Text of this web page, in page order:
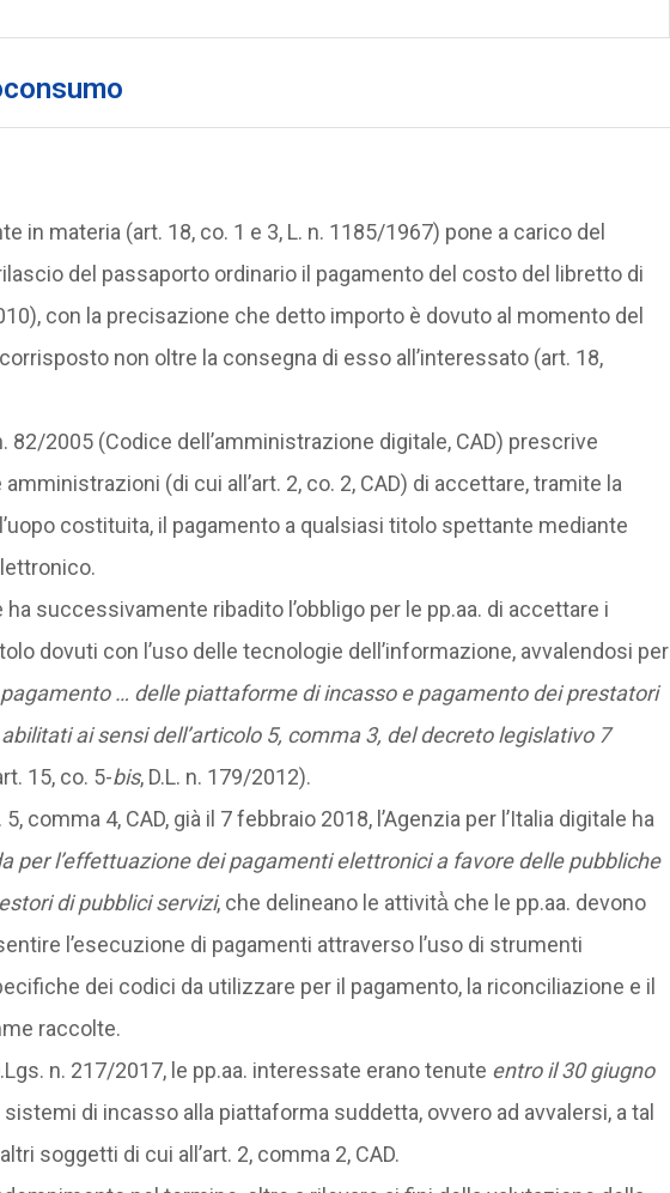
in materia (art. 18, co. 1 e 3, L. n. 1185/1967) pone a carico del
del passaporto ordinario il pagamento del costo del libretto di
con la precisazione che detto importo è dovuto al momento del
non oltre la consegna di esso all’interessato (art. 18,
82/2005 (Codice dell’amministrazione digitale, CAD) prescrive
(di cui all’art. 2, co. 2, CAD) di accettare, tramite la
costituita, il pagamento a qualsiasi titolo spettante mediante
ha successivamente ribadito l’obbligo per le pp.aa. di accettare i
dovuti con l’uso delle tecnologie dell’informazione, avvalendosi per
… delle piattaforme di incasso e pagamento dei prestatori
ai sensi dell’articolo 5, comma 3, del decreto legislativo 7
15, co. 5-bis, D.L. n. 179/2012).
comma 4, CAD, già il 7 febbraio 2018, l’Agenzia per l’Italia digitale ha
per l’effettuazione dei pagamenti elettronici a favore delle pubbliche
di pubblici servizi, che delineano le attività̀ che le pp.aa. devono
l’esecuzione di pagamenti attraverso l’uso di strumenti
dei codici da utilizzare per il pagamento, la riconciliazione e il
raccolte.
n. 217/2017, le pp.aa. interessate erano tenute entro il 30 giugno
di incasso alla piattaforma suddetta, ovvero ad avvalersi, a tal
soggetti di cui all’art. 2, comma 2, CAD.